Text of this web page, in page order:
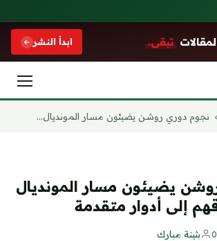
تبقى. ابدأ النشر
› نجوم دوري روشن يضيئون مسار المونديال...
يضيئون مسار المونديال
إلى أدوار متقدمة
بثينة مبارك